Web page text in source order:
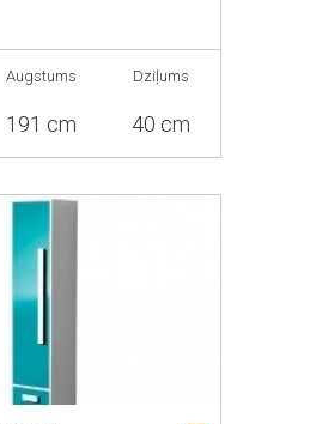
Augstums
191 cm
Dziļums
40 cm